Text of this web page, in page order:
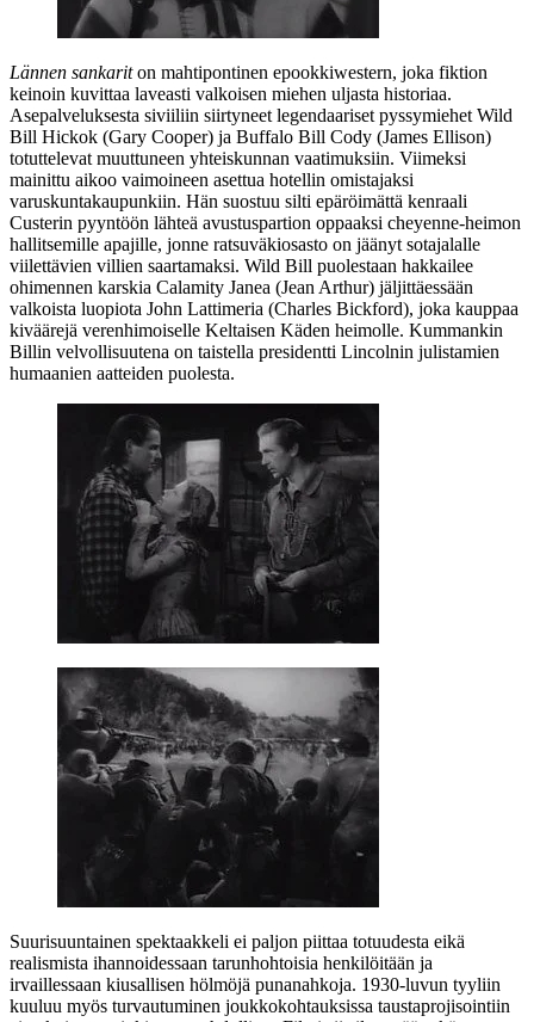
Lännen sankariton mahtipontinen epookkiwestern, joka fiktion
keinoin kuvittaa laveasti valkoisen miehen uljasta historiaa.
Asepalveluksesta siviiliin siirtyneet legendaariset pyssymiehet Wild
Bill Hickok (Gary Cooper) ja Buffalo Bill Cody (James Ellison)
totuttelevat muuttuneen yhteiskunnan vaatimuksiin. Viimeksi
mainittu aikoo vaimoineen asettua hotellin omistajaksi
varuskuntakaupunkiin. Hän suostuu silti epäröimättä kenraali
Custerin pyyntöön lähteä avustuspartion oppaaksi cheyenne-heimon
hallitsemille apajille, jonne ratsuväkiosasto on jäänyt sotajalalle
viilettävien villien saartamaksi. Wild Bill puolestaan hakkailee
ohimennen karskia Calamity Janea (Jean Arthur) jäljittäessään
valkoista luopiota John Lattimeria (Charles Bickford), joka kauppaa
kiväärejä verenhimoiselle Keltaisen Käden heimolle. Kummankin
Billin velvollisuutena on taistella presidentti Lincolnin julistamien
humaanien aatteiden puolesta.
Suurisuuntainen spektaakkeli ei paljon piittaa totuudesta eikä
realismista ihannoidessaan tarunhohtoisia henkilöitään ja
irvaillessaan kiusallisen hölmöjä punanahkoja. 1930‑luvun tyyliin
kuuluu myös turvautuminen joukkokohtauksissa taustaprojisointiin